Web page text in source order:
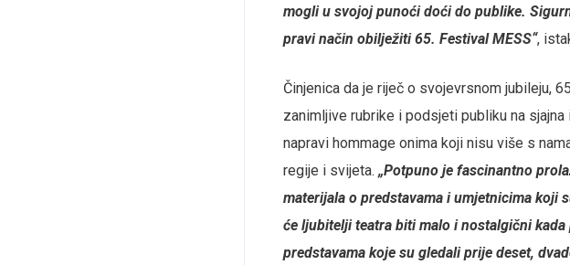
mogli u svojoj punoći doći do publike.
pravi način obilježiti 65. Festival MESS“,
Činjenica da je riječ o svojevrsnom jubileju,
zanimljive rubrike i podsjeti publiku na
napravi hommage onima koji nisu više s
regije i svijeta. „Potpuno je fascinantno
materijala o predstavama i umjetnicima koji
će ljubitelji teatra biti malo i nostalgični
predstavama koje su gledali prije deset,